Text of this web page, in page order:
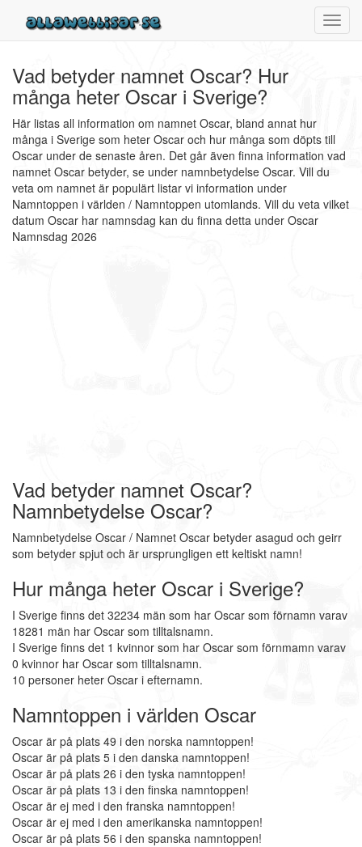
Vad betyder namnet Oscar? Hur
många heter Oscar i Sverige?
Här listas all information om namnet Oscar, bland annat hur
många i Sverige som heter Oscar och hur många som döpts till
Oscar under de senaste åren. Det går även finna information vad
namnet Oscar betyder, se under namnbetydelse Oscar. Vill du
veta om namnet är populärt listar vi information under
Namntoppen i världen / Namntoppen utomlands. Vill du veta vilket
datum Oscar har namnsdag kan du finna detta under Oscar
Namnsdag 2026
Vad betyder namnet Oscar?
Namnbetydelse Oscar?
Namnbetydelse Oscar / Namnet Oscar betyder asagud och geirr
som betyder spjut och är ursprungligen ett keltiskt namn!
Hur många heter Oscar i Sverige?
I Sverige finns det 32234 män som har Oscar som förnamn varav
18281 män har Oscar som tilltalsnamn.
I Sverige finns det 1 kvinnor som har Oscar som förnmamn varav
0 kvinnor har Oscar som tilltalsnamn.
10 personer heter Oscar i efternamn.
Namntoppen i världen Oscar
Oscar är på plats 49 i den norska namntoppen!
Oscar är på plats 5 i den danska namntoppen!
Oscar är på plats 26 i den tyska namntoppen!
Oscar är på plats 13 i den finska namntoppen!
Oscar är ej med i den franska namntoppen!
Oscar är ej med i den amerikanska namntoppen!
Oscar är på plats 56 i den spanska namntoppen!